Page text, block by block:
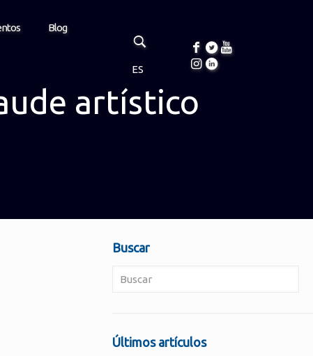
Blog
ES
artístico
Buscar
Últimos artículos